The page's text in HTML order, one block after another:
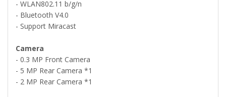
- WLAN802.11 b/g/n
- Bluetooth V4.0
- Support Miracast
Camera
- 0.3 MP Front Camera
- 5 MP Rear Camera *1
- 2 MP Rear Camera *1